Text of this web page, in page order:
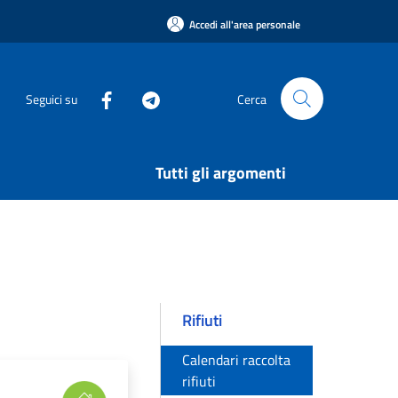
Accedi all'area personale
Seguici su Cerca
Tutti gli argomenti
Rifiuti
Calendari raccolta
rifiuti